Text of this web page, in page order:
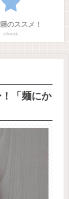
のススメ！
ebook
！「麺にか